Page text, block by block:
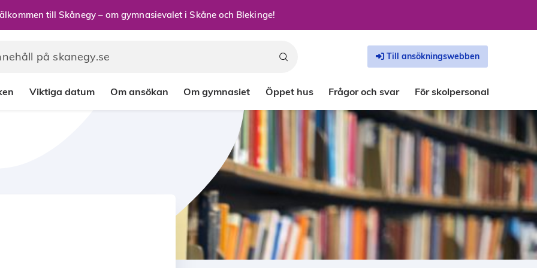
till Skånegy – om gymnasievalet i Skåne och Blekinge!
Viktiga datum Om ansökan Om gymnasiet Öppet hus Frågor och svar För skolpersonal
Till ansökningswebben